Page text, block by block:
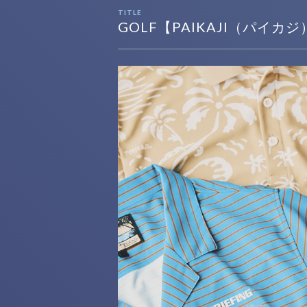
TITLE
GOLF【PAIKAJI（パイカジ